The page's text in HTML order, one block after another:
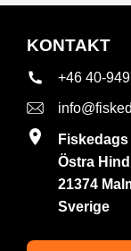
KONTAKT
+46 40-
Fiskedags
Östra
21374
Sverige